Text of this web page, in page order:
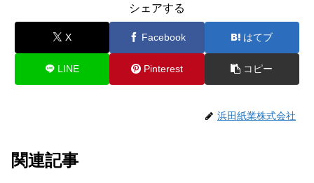
シェアする
X Facebook はてブ
LINE Pinterest コピー
浜田紙業株式会社
関連記事